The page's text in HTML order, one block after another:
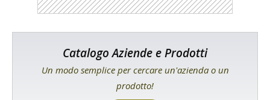
Catalogo Aziende e Prodotti
Un modo semplice per cercare un'azienda o un
prodotto!